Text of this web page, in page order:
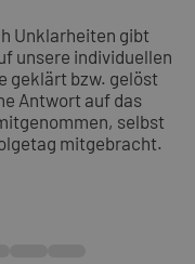
Unklarheiten gibt
unsere individuellen
geklärt bzw. gelöst
Antwort auf das
selbst
mitgebracht.